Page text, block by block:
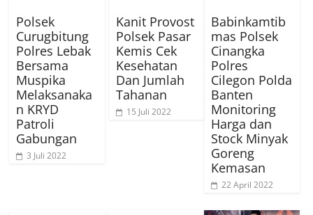
Polsek
Curugbitung
Polres Lebak
Bersama
Muspika
Melaksanaka
n KRYD
Patroli
Gabungan
3 Juli 2022
Kanit Provost
Polsek Pasar
Kemis Cek
Kesehatan
Dan Jumlah
Tahanan
15 Juli 2022
Babinkamtib
mas Polsek
Cinangka
Polres
Cilegon Polda
Banten
Monitoring
Harga dan
Stock Minyak
Goreng
Kemasan
22 April 2022